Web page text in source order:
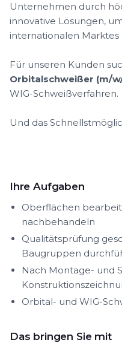
Unternehmen durch
innovative Lösungen,
internationalen
Für unseren Kunden
Orbitalschweißer (m/
WIG-Schweißverfahren.
Und das
Ihre Aufgaben
Oberflächen
nachbehandeln
Qualitätsprüfung
Baugruppen
Nach Montage- und
Orbital- und WIG-
Das bringen Sie mit